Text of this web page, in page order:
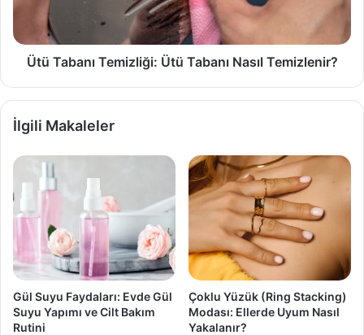
Temizlenir?
Ütü Tabanı Temizliği: Ütü Tabanı Nasıl Temizlenir?
İlgili Makaleler
Gül Suyu Faydaları: Evde Gül
Suyu Yapımı ve Cilt Bakım
Rutini
Çoklu Yüzük (Ring Stacking)
Modası: Ellerde Uyum Nasıl
Yakalanır?